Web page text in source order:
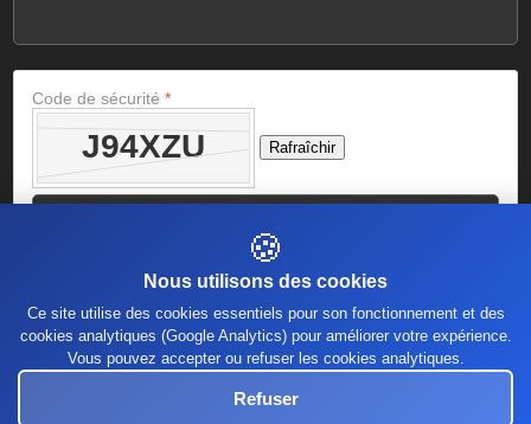
🍪
Nous utilisons des cookies
Ce site utilise des cookies essentiels pour son fonctionnement et des
cookies analytiques (Google Analytics) pour améliorer votre expérience.
Vous pouvez accepter ou refuser les cookies analytiques.
Refuser
Code de sécurité*
Rafraîchir